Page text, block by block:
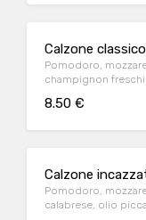
Calzone classico
Pomodoro,
champignon freschi
8.50 €
Calzone
Pomodoro,
calabrese, olio